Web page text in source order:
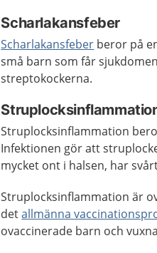
Scharlakansfeber
Scharlakansfeber beror på
små barn som får
streptokockerna.
Struplocksinflammation
Infektionen gör att
mycket ont i halsen, har
Struplocksinflammation är
detallmänna
ovaccinerade barn och